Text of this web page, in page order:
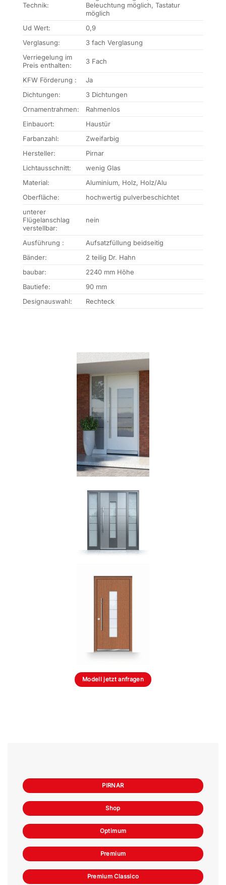
Technik:
Beleuchtung möglich, Tastatur
möglich
Ud Wert:
0,9
Verglasung:
3 fach Verglasung
Verriegelung im
Preis enthalten:
3 Fach
KFW Förderung :
Ja
Dichtungen:
3 Dichtungen
Ornamentrahmen:
Rahmenlos
Einbauort:
Haustür
Farbanzahl:
Zweifarbig
Hersteller:
Pirnar
Lichtausschnitt:
wenig Glas
Material:
Aluminium, Holz, Holz/Alu
Oberfläche:
hochwertig pulverbeschichtet
unterer
Flügelanschlag
verstellbar:
nein
Ausführung :
Aufsatzfüllung beidseitig
Bänder:
2 teilig Dr. Hahn
baubar:
2240 mm Höhe
Bautiefe:
90 mm
Designauswahl:
Rechteck
Modell jetzt anfragen
PIRNAR
Shop
Optimum
Premium
Premium Classico